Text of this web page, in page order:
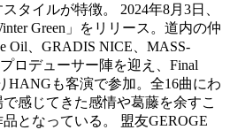
タイルが特徴。 2024年8月3日、
Green」をリリース。道内の仲
Oil、GRADIS NICE、MASS-
ロデューサー陣を迎え、Final
HANGも客演で参加。全16曲にわ
感じてきた感情や葛藤を余すこ
となっている。 盟友GEROGE